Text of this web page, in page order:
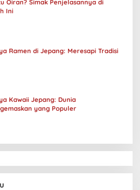
Oiran? Simak Penjelasannya di
Ini
Ramen di Jepang: Meresapi Tradisi
Kawaii Jepang: Dunia
yang Populer